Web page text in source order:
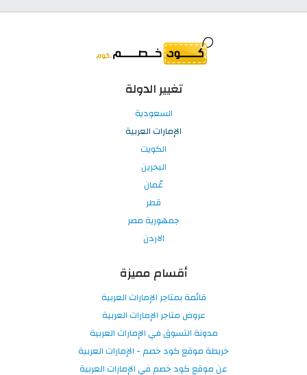
تغيير الدولة
السعودية
الإمارات العربية
الكويت
البحرين
عُمان
قطر
جمهورية مصر
الاردن
أقسام مميزة
قائمة بمتاجر الإمارات العربية
عروض متاجر الإمارات العربية
مدونة التسوق في الإمارات العربية
خريطة موقع كود خصم - الإمارات العربية
عن موقع كود خصم في الإمارات العربية